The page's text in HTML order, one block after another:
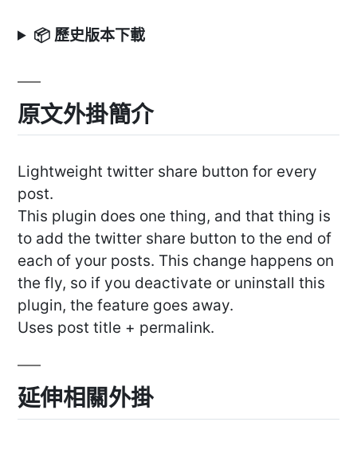
📦 歷史版本下載
原文外掛簡介
Lightweight twitter share button for every
post.
This plugin does one thing, and that thing is
to add the twitter share button to the end of
each of your posts. This change happens on
the fly, so if you deactivate or uninstall this
plugin, the feature goes away.
Uses post title + permalink.
延伸相關外掛